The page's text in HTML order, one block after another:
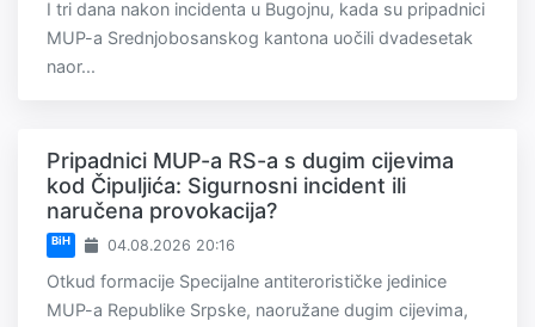
I tri dana nakon incidenta u Bugojnu, kada su pripadnici
MUP-a Srednjobosanskog kantona uočili dvadesetak
naor...
Pripadnici MUP-a RS-a s dugim cijevima
kod Čipuljića: Sigurnosni incident ili
naručena provokacija?
BiH 04.08.2026 20:16
Otkud formacije Specijalne antiterorističke jedinice
MUP-a Republike Srpske, naoružane dugim cijevima,